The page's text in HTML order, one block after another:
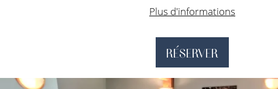
Plus d'informations
RÉSERVER